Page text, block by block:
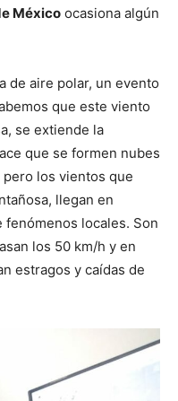
México ocasiona algún
de aire polar, un evento
que este viento
se extiende la
que se formen nubes
pero los vientos que
llegan en
locales. Son
los 50 km/h y en
estragos y caídas de